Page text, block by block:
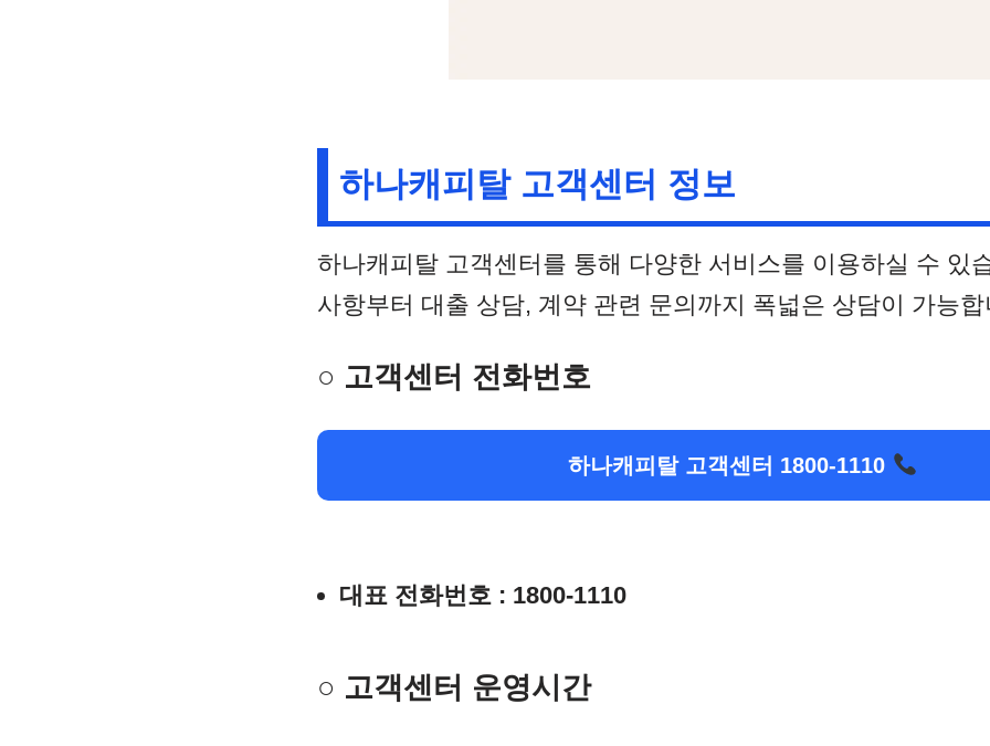
하나캐피탈 고객센터 정보
하나캐피탈 고객센터를 통해 다양한 서비스를 이용하실 수 있
사항부터 대출 상담, 계약 관련 문의까지 폭넓은 상담이 가능합
○ 고객센터 전화번호
하나캐피탈 고객센터 1800-1110
대표 전화번호 : 1800-1110
○ 고객센터 운영시간